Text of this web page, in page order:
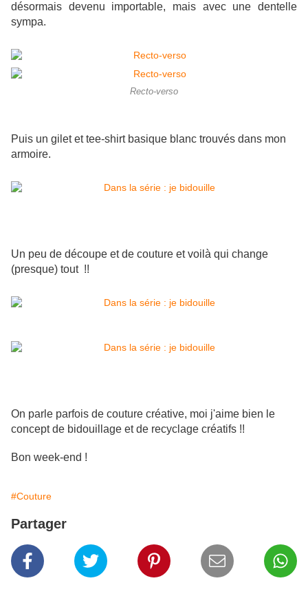
désormais devenu importable, mais avec une dentelle
sympa.
Recto-verso
Puis un gilet et tee-shirt basique blanc trouvés dans mon
armoire.
Un peu de découpe et de couture et voilà qui change
(presque) tout !!
On parle parfois de couture créative, moi j'aime bien le
concept de bidouillage et de recyclage créatifs !!
Bon week-end !
#Couture
Partager